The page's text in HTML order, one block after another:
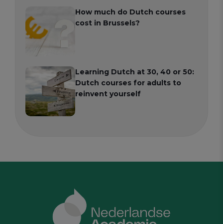
How much do Dutch courses
cost in Brussels?
Learning Dutch at 30, 40 or 50:
Dutch courses for adults to
reinvent yourself